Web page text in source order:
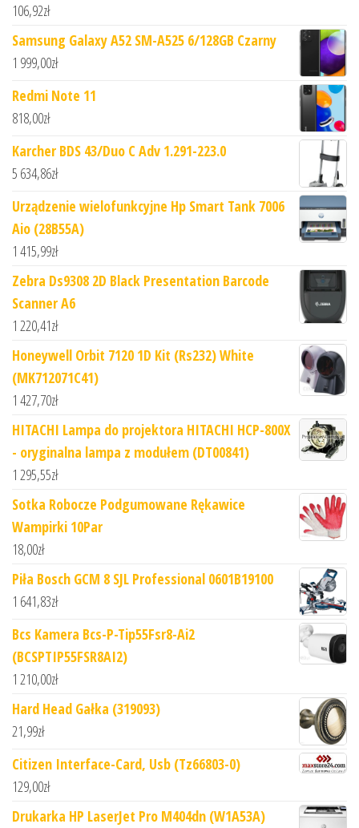
106,92zł
Samsung Galaxy A52 SM-A525 6/128GB Czarny
1 999,00zł
Redmi Note 11
818,00zł
Karcher BDS 43/Duo C Adv 1.291-223.0
5 634,86zł
Urządzenie wielofunkcyjne Hp Smart Tank 7006
Aio (28B55A)
1 415,99zł
Zebra Ds9308 2D Black Presentation Barcode
Scanner A6
1 220,41zł
Honeywell Orbit 7120 1D Kit (Rs232) White
(MK712071C41)
1 427,70zł
HITACHI Lampa do projektora HITACHI HCP-800X
- oryginalna lampa z modułem (DT00841)
1 295,55zł
Sotka Robocze Podgumowane Rękawice
Wampirki 10Par
18,00zł
Piła Bosch GCM 8 SJL Professional 0601B19100
1 641,83zł
Bcs Kamera Bcs-P-Tip55Fsr8-Ai2
(BCSPTIP55FSR8AI2)
1 210,00zł
Hard Head Gałka (319093)
21,99zł
Citizen Interface-Card, Usb (Tz66803-0)
129,00zł
Drukarka HP LaserJet Pro M404dn (W1A53A)